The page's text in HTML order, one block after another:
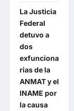
La Justicia
Federal
detuvo a
dos
exfunciona
rias de la
ANMAT y el
INAME por
la causa